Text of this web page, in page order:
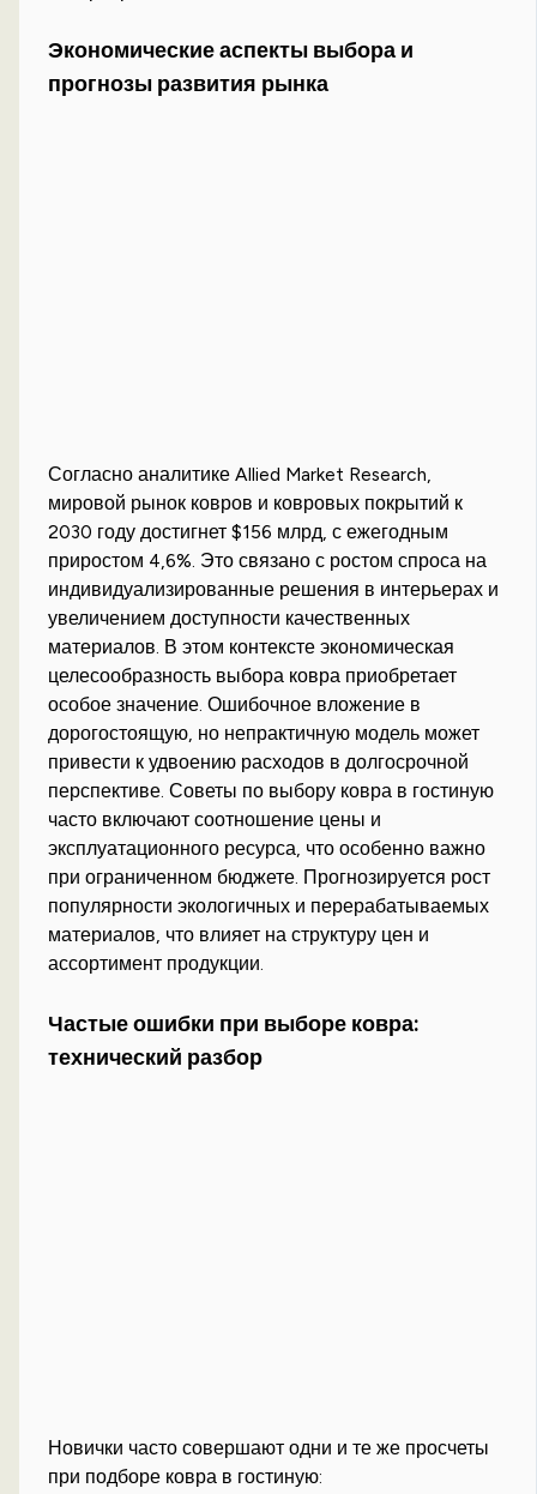
Экономические аспекты выбора и
прогнозы развития рынка
Согласно аналитике Allied Market Research,
мировой рынок ковров и ковровых покрытий к
2030 году достигнет $156 млрд, с ежегодным
приростом 4,6%. Это связано с ростом спроса на
индивидуализированные решения в интерьерах и
увеличением доступности качественных
материалов. В этом контексте экономическая
целесообразность выбора ковра приобретает
особое значение. Ошибочное вложение в
дорогостоящую, но непрактичную модель может
привести к удвоению расходов в долгосрочной
перспективе. Советы по выбору ковра в гостиную
часто включают соотношение цены и
эксплуатационного ресурса, что особенно важно
при ограниченном бюджете. Прогнозируется рост
популярности экологичных и перерабатываемых
материалов, что влияет на структуру цен и
ассортимент продукции.
Частые ошибки при выборе ковра:
технический разбор
Новички часто совершают одни и те же просчеты
при подборе ковра в гостиную: